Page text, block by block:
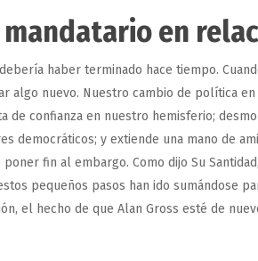
en
haber terminado hace tiempo.
algo nuevo. Nuestro cambio de política
confianza en nuestro hemisferio;
democráticos; y extiende una mano de
fin al embargo. Como dijo Su
pequeños pasos han ido sumándose
el hecho de que Alan Gross esté de